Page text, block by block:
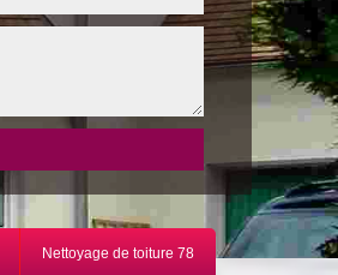
Nettoyage de toiture 78